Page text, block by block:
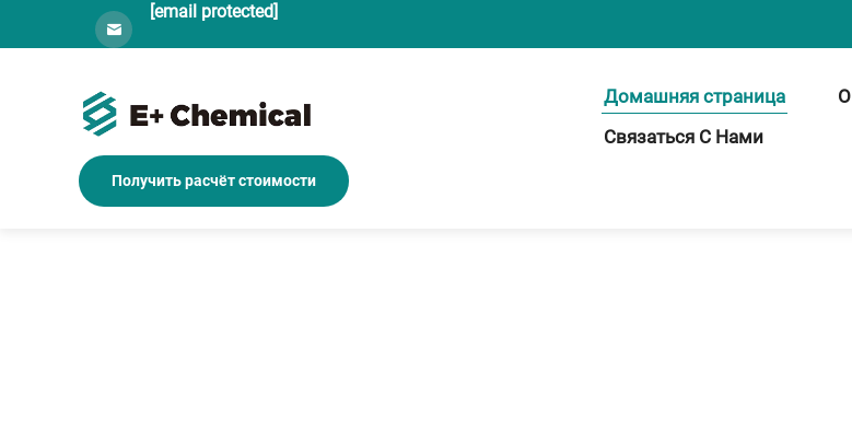
[email protected]
Домашняя страница
Связаться С Нами
Получить расчёт стоимости